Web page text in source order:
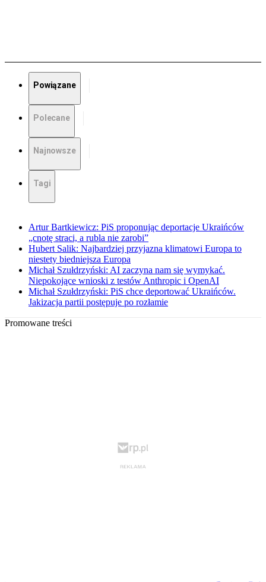
Powiązane
Polecane
Najnowsze
Tagi
Artur Bartkiewicz: PiS proponując deportacje Ukraińców
„cnotę straci, a rubla nie zarobi”
Hubert Salik: Najbardziej przyjazna klimatowi Europa to
niestety biedniejsza Europa
Michał Szułdrzyński: AI zaczyna nam się wymykać.
Niepokojące wnioski z testów Anthropic i OpenAI
Michał Szułdrzyński: PiS chce deportować Ukraińców.
Jakizacja partii postępuje po rozłamie
Promowane treści